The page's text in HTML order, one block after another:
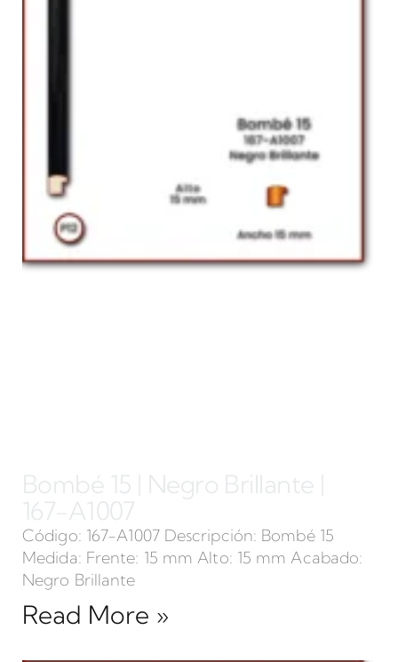
Bombé 15 | Negro Brillante |
167-A1007
Código: 167-A1007 Descripción: Bombé 15
Medida: Frente: 15 mm Alto: 15 mm Acabado:
Negro Brillante
Read More »